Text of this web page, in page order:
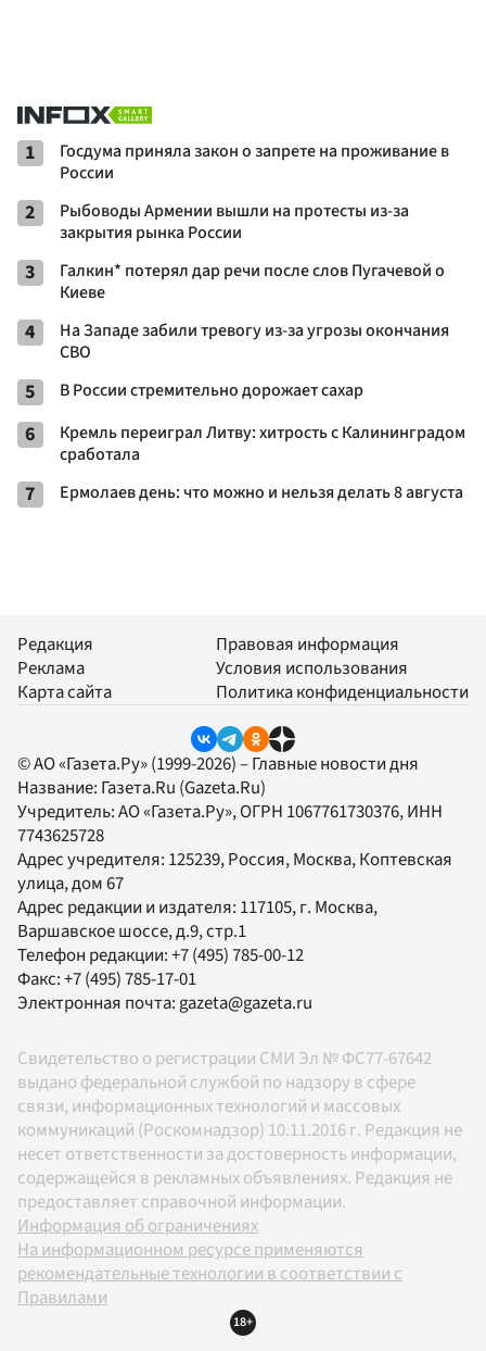
1
Госдума приняла закон о запрете на проживание в
России
2
Рыбоводы Армении вышли на протесты из-за
закрытия рынка России
3
Галкин* потерял дар речи после слов Пугачевой о
Киеве
4
На Западе забили тревогу из-за угрозы окончания
СВО
5 В России стремительно дорожает сахар
6
Кремль переиграл Литву: хитрость с Калининградом
сработала
7 Ермолаев день: что можно и нельзя делать 8 августа
Редакция
Реклама
Карта сайта
Правовая информация
Условия использования
Политика конфиденциальности
© АО «Газета.Ру» (1999-2026) – Главные новости дня
Название: Газета.Ru (Gazeta.Ru)
Учредитель:АО «Газета.Ру», ОГРН 1067761730376, ИНН
7743625728
Адрес учредителя: 125239, Россия, Москва, Коптевская
улица, дом 67
Адрес редакции и издателя: 117105, г. Москва,
Варшавское шоссе, д.9, стр.1
Телефон редакции:+7 (495) 785-00-12
Факс:+7 (495) 785-17-01
Электронная почта: gazeta@gazeta.ru
Свидетельство о регистрации СМИ Эл № ФС77-67642
выдано федеральной службой по надзору в сфере
связи, информационных технологий и массовых
коммуникаций (Роскомнадзор) 10.11.2016 г. Редакция не
несет ответственности за достоверность информации,
содержащейся в рекламных объявлениях. Редакция не
предоставляет справочной информации.
Информация об ограничениях
На информационном ресурсе применяются
рекомендательные технологии в соответствии с
Правилами
18+